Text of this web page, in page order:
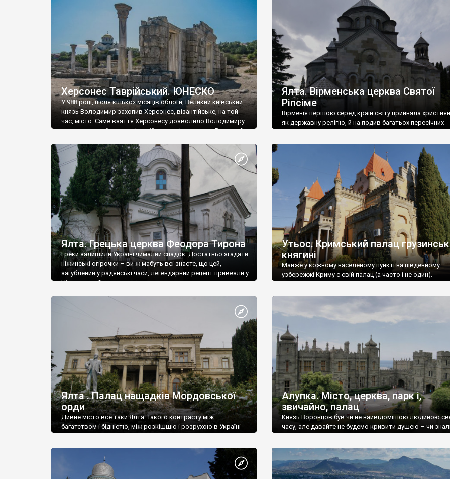
візантійської доби. Раритети викрадені з фондів об’єкту
культурної спадщини ЮНЕСКО «Херсонеса Таврійського».
Офіційно – на виставку «Золото Візантії», але експерти та
влада в Україні вважають це лише […]
називаються «повстяками» (postaki)…” “Вино. Крим
виробляє відмінне вино і його вдосталь: воно все
легке біле і дуже […]
Херсонес Таврійський. ЮНЕСКО
У 988 році, після кількох місяців облоги, Великий київський
князь Володимир захопив Херсонес, візантійське, на той
час, місто. Саме взяття Херсонесу дозволило Володимиру
диктувати свої умови візантійському імператору Василю ІІ,
Херсонесі Володимир-язичник, став Василем-
християнином. А потім було Хрещення Русі. На честь
Херсонесу Таврійського названо місто […]
Ялта. Вірменська церква Святої
Ріпсіме
Вірменія першою серед країн світу прийняла
як державну релігію, й на подив багатьох пересічних
Ялта. Грецька церква Феодора Тирона
Греки залишили Україні чималий спадок. Достатньо згадати
ніжинські огірочки – ви ж мабуть всі знаєте, що цей,
загублений у радянські часи, легендарний рецепт привезли у
Ніжин греки?
Утьос. Кримський палац
княгині
Майже у кожному населеному пункті на південному
узбережжі Криму є свій палац (а часто і не один).
Ялта . Палац нащадків Мордовської
орди
Дивне місто все таки Ялта. Такого контрасту між
багатством і бідністю, між розкішшю і розрухою в Україні
Алупка. Місто, церква, парк і,
звичайно, палац
Князь Воронцов був чи не найвідомішою людиною
часу, але давайте не будемо кривити душею – чи